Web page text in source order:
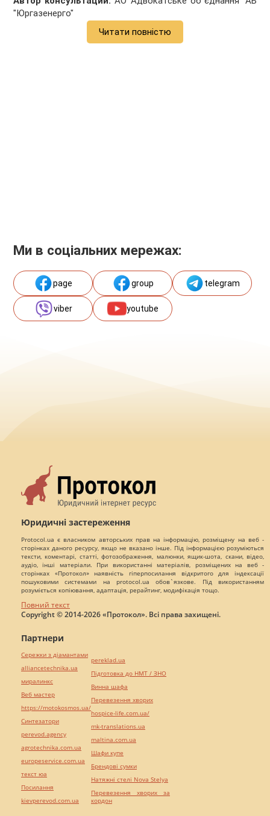
"Юргазенерго"
Читати повністю
Ми в соціальних мережах:
page group telegram
viber youtube
Юридичні застереження
Protocol.ua є власником авторських прав на інформацію, розміщену на веб -
сторінках даного ресурсу, якщо не вказано інше. Під інформацією розуміються
тексти, коментарі, статті, фотозображення, малюнки, ящик-шота, скани, відео,
аудіо, інші матеріали. При використанні матеріалів, розміщених на веб -
сторінках «Протокол» наявність гіперпосилання відкритого для індексації
пошуковими системами на protocol.ua обов`язкове. Під використанням
розуміється копіювання, адаптація, рерайтинг, модифікація тощо.
Повний текст
Copyright © 2014-2026 «Протокол». Всі права захищені.
Партнери
Сережки з діамантами
alliancetechnika.ua
миралинкс
Веб мастер
https://motokosmos.ua/
Синтезатори
perevod.agency
agrotechnika.com.ua
europeservice.com.ua
текст юа
Посилання
kievperevod.com.ua
pereklad.ua
Підготовка до НМТ / ЗНО
Винна шафа
Перевезення хворих
hospice-life.com.ua/
mk-translations.ua
maltina.com.ua
Шафи купе
Брендові сумки
Натяжні стелі Nova Stelya
Перевезення хворих за
кордон